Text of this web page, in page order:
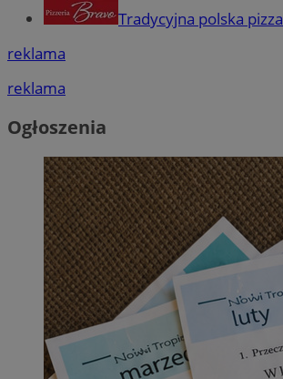
Tradycyjna polska pizza
reklama
reklama
Ogłoszenia